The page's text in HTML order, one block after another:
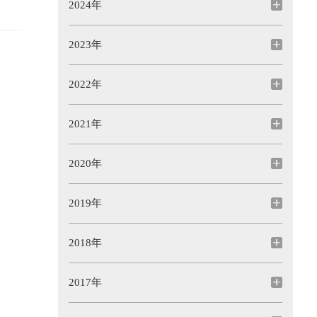
2024年
2023年
2022年
2021年
2020年
2019年
2018年
2017年